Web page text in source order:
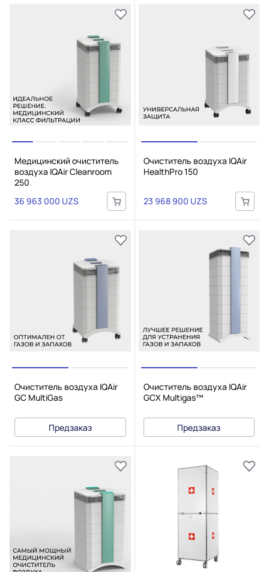
Медицинский очиститель
воздуха IQAir Cleanroom
250
36 963 000 UZS
Очиститель воздуха IQAir
HealthPro 150
23 968 900 UZS
Очиститель воздуха IQAir
GC MultiGas
Предзаказ
Очиститель воздуха IQAir
GCX Multigas™
Предзаказ